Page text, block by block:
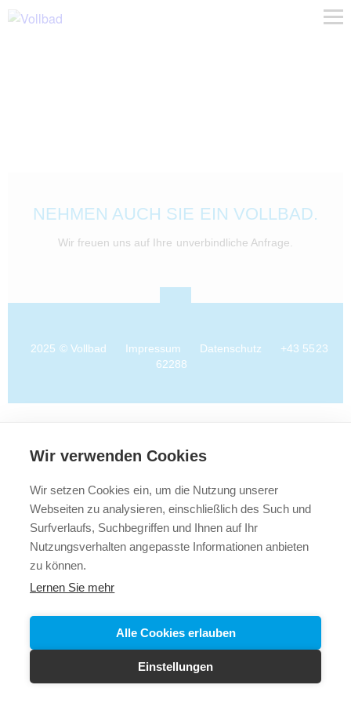
Wir verwenden Cookies
Wir setzen Cookies ein, um die Nutzung unserer
Webseiten zu analysieren, einschließlich des Such und
Surfverlaufs, Suchbegriffen und Ihnen auf Ihr
Nutzungsverhalten angepasste Informationen anbieten
zu können.
Lernen Sie mehr
Alle Cookies erlauben
Einstellungen
NEHMEN AUCH SIE EIN VOLLBAD.
Wir freuen uns auf Ihre unverbindliche Anfrage.
2025 © Vollbad Impressum Datenschutz
+43 5523
62288